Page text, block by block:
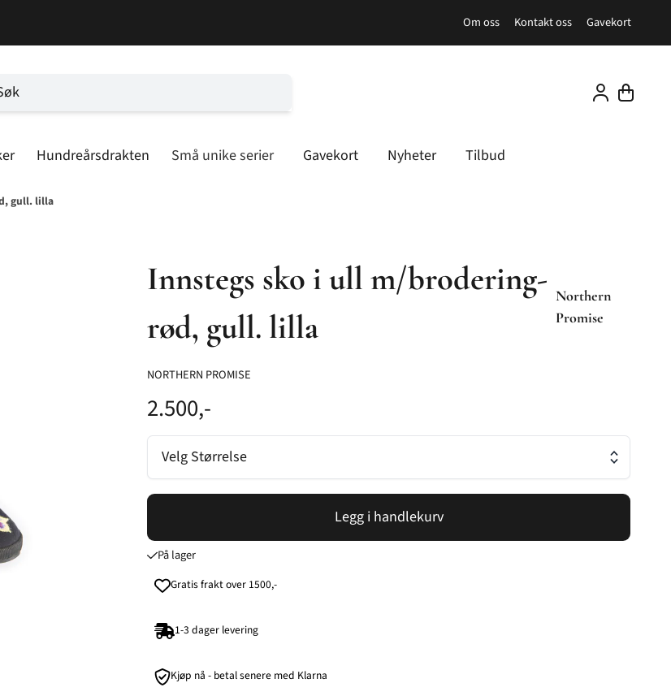
Om oss Kontakt oss Gavekort
Hundreårsdrakten Små unike serier Gavekort Nyheter Tilbud
gull. lilla
Innstegs sko i ull m/brodering-
rød, gull. lilla
Northern
Promise
NORTHERN PROMISE
2.500,-
Velg Størrelse
Legg i handlekurv
På lager
Gratis frakt over 1500,-
1-3 dager levering
Kjøp nå - betal senere med Klarna